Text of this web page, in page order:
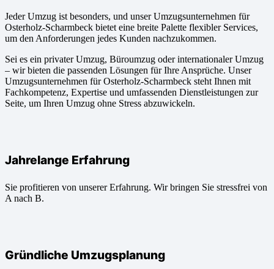
Jeder Umzug ist besonders, und unser Umzugsunternehmen für
Osterholz-Scharmbeck bietet eine breite Palette flexibler Services,
um den Anforderungen jedes Kunden nachzukommen.
Sei es ein privater Umzug, Büroumzug oder internationaler Umzug
– wir bieten die passenden Lösungen für Ihre Ansprüche. Unser
Umzugsunternehmen für Osterholz-Scharmbeck steht Ihnen mit
Fachkompetenz, Expertise und umfassenden Dienstleistungen zur
Seite, um Ihren Umzug ohne Stress abzuwickeln.
Jahrelange Erfahrung
Sie profitieren von unserer Erfahrung. Wir bringen Sie stressfrei von
A nach B.
Gründliche Umzugsplanung